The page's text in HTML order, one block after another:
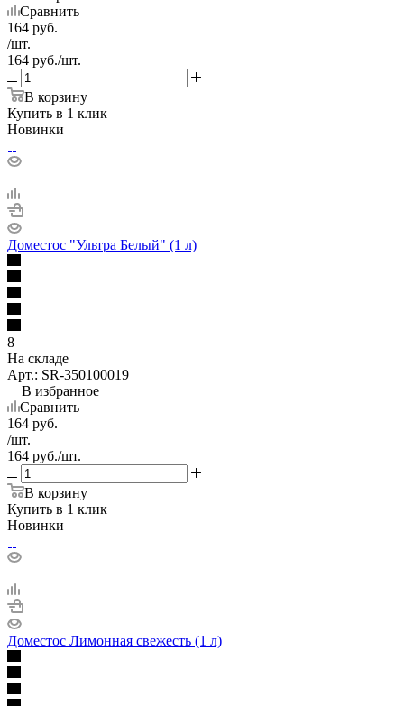
Сравнить
164 руб.
/шт.
164 руб./шт.
В корзину
Купить в 1 клик
Новинки
Доместос "Ультра Белый" (1 л)
8
На складе
Арт.: SR-350100019
В избранное
Сравнить
164 руб.
/шт.
164 руб./шт.
В корзину
Купить в 1 клик
Новинки
Доместос Лимонная свежесть (1 л)